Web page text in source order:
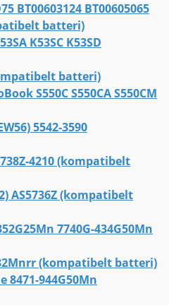
BT00603124 BT00605065
batteri)
K53SC K53SD
batteri)
S550C S550CA S550CM
5542-3590
4210 (kompatibelt
AS5736Z (kompatibelt
7740G-434G50Mn
(kompatibelt batteri)
8471-944G50Mn